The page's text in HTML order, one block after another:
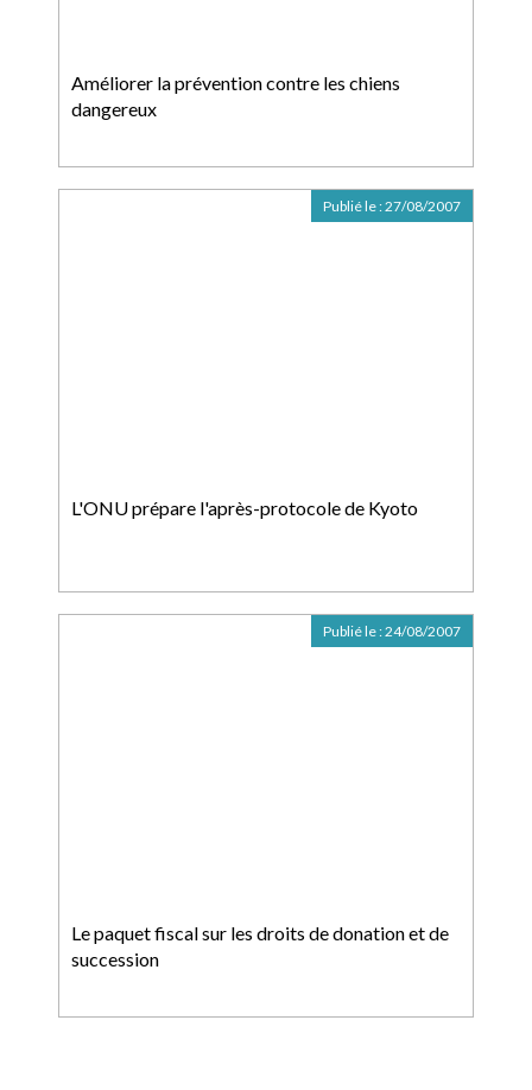
Améliorer la prévention contre les chiens
dangereux
L'ONU prépare l'après-protocole de Kyoto
Publié le :27/08/2007
Le paquet fiscal sur les droits de donation et de
succession
Publié le :24/08/2007